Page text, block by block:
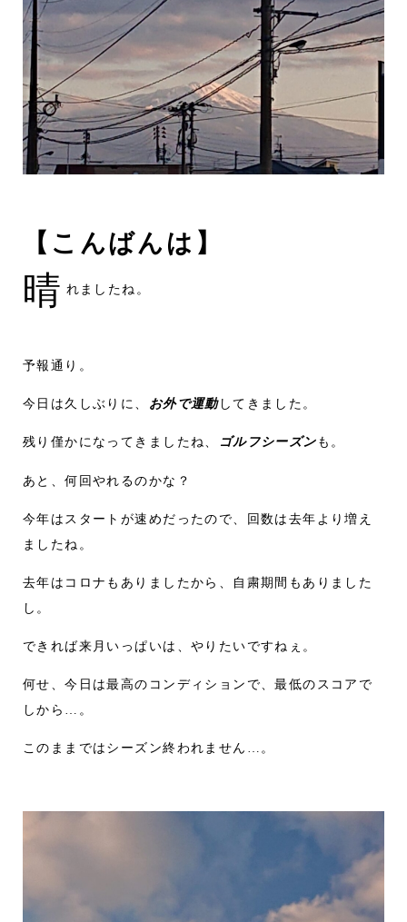
【こんばんは】
晴 れましたね。
予報通り。
今日は久しぶりに、 お外で運動してきました。
残り僅かになってきましたね、 ゴルフシーズンも。
あと、何回やれるのかな？
今年はスタートが速めだったので、回数は去年より増え
ましたね。
去年はコロナもありましたから、自粛期間もありました
し。
できれば来月いっぱいは、やりたいですねぇ。
何せ、今日は最高のコンディションで、最低のスコアで
しから…。
このままではシーズン終われません…。